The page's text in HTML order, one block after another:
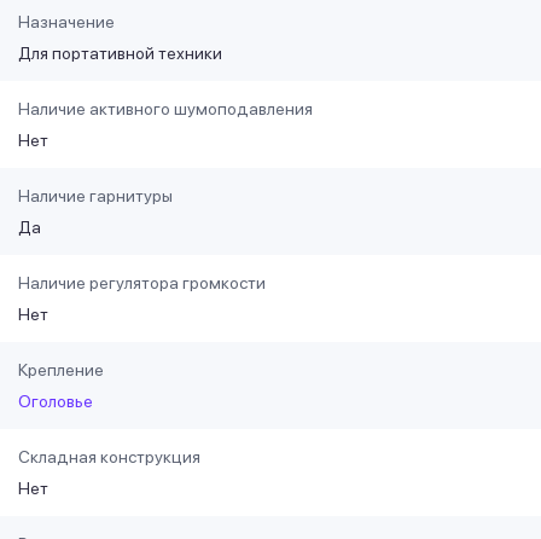
Назначение
Для портативной техники
Наличие активного шумоподавления
Нет
Наличие гарнитуры
Да
Наличие регулятора громкости
Нет
Крепление
Оголовье
Складная конструкция
Нет